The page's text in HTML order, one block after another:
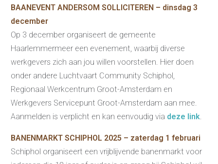
Modulaire dienstverlening
WerkFit maken re-integratie
WerkFit in combinatie met
Budgetcoaching
WerkBehoud
Budgetcoaching
Jobcenter & jobhunting
Loopbaancoaching
Ons testcentrum
Uitkeringsinstantie
Aanvraag brochure 2026
LeerWerkburo
BAANEVENT ANDERSOM SOLLICITEREN – dinsdag 3
december
Op 3 december organiseert de gemeente
Haarlemmermeer een evenement, waarbij diverse
werkgevers zich aan jou willen voorstellen. Hier doen
onder andere Luchtvaart Community Schiphol,
Regionaal Werkcentrum Groot-Amsterdam en
Werkgevers Servicepunt Groot-Amsterdam aan mee.
Aanmelden is verplicht en kan eenvoudig via deze link
BANENMARKT SCHIPHOL 2025 – zaterdag 1 februari
Schiphol organiseert een vrijblijvende banenmarkt voor